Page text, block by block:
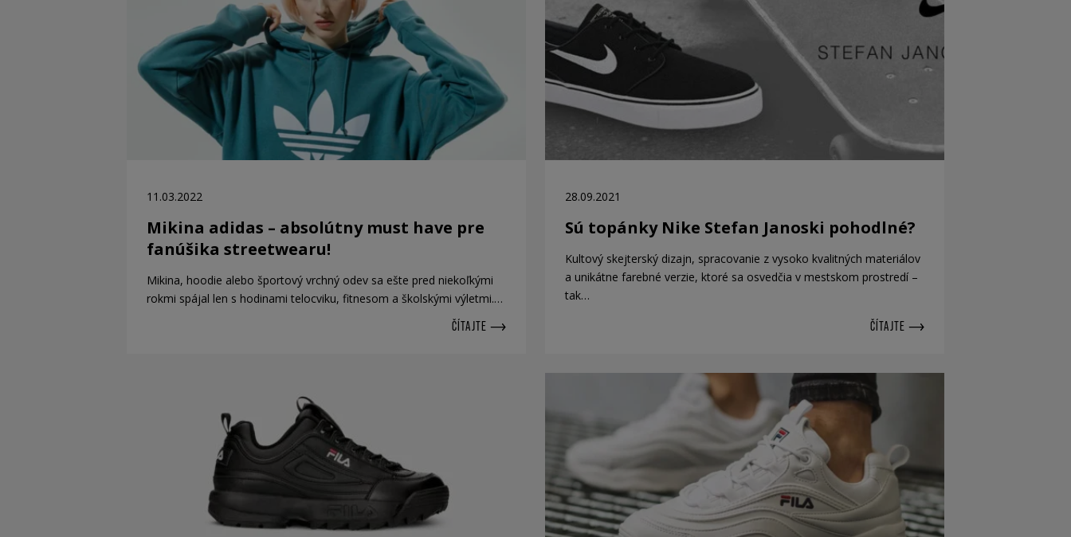
11.03.2022
Mikina adidas – absolútny must have pre
fanúšika streetwearu!
Mikina, hoodie alebo športový vrchný odev sa ešte pred niekoľkými
rokmi spájal len s hodinami telocviku, fitnesom a školskými výletmi.…
ČÍTAJTE
28.09.2021
Sú topánky Nike Stefan Janoski pohodlné?
Kultový skejterský dizajn, spracovanie z vysoko kvalitných materiálov
a unikátne farebné verzie, ktoré sa osvedčia v mestskom prostredí –
tak…
ČÍTAJTE